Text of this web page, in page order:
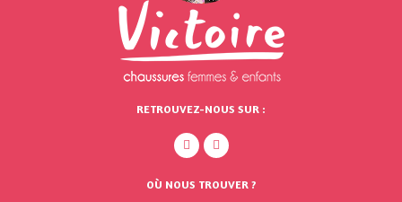
RETROUVEZ-NOUS SUR :
OÙ NOUS TROUVER ?